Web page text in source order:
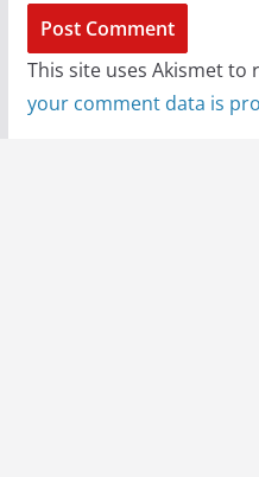
This site uses Akismet to
your comment data is